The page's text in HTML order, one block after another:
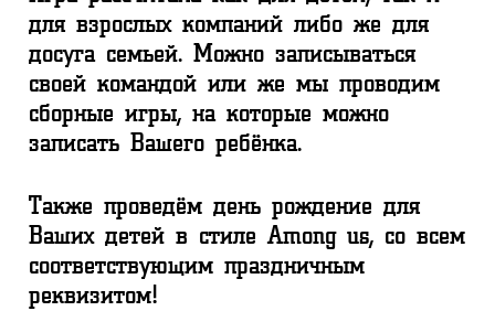
для взрослых компаний либо же для
досуга семьей. Можно записываться
своей командой или же мы проводим
сборные игры, на которые можно
записать Вашего ребёнка.
Также проведём день рождение для
Ваших детей в стиле Among us, со всем
соответствующим праздничным
реквизитом!